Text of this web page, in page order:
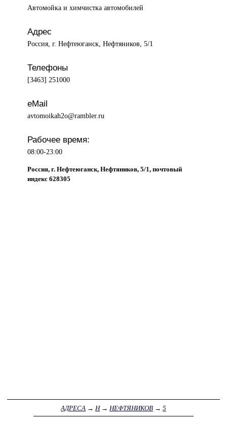
Автомойка ихимчистка автомобилей
Адрес
Россия, г. Нефтеюганск, Нефтяников, 5/1
Телефоны
[3463] 251000
eMail
avtomoikah2o@rambler.ru
Рабочее время:
08:00-23:00
Россия, г. Нефтеюганск, Нефтяников, 5/1, почтовый
индекс 628305
АДРЕСА → Н→ НЕФТЯНИКОВ → 5